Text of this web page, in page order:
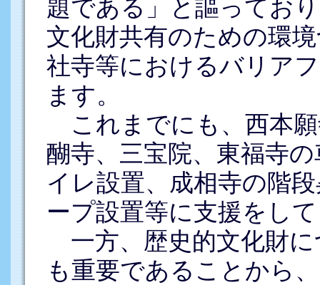
題である」と謳ってお
文化財共有のための環
社寺等におけるバリア
ます。
これまでにも、西本
醐寺、三宝院、東福寺
イレ設置、成相寺の階
ープ設置等に支援をし
一方、歴史的文化財
も重要であることから